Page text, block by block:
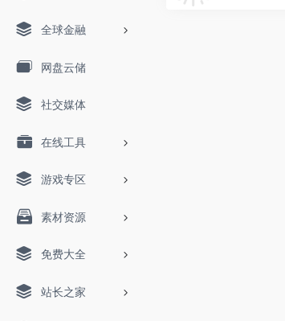
全球金融
网盘云储
社交媒体
在线工具
游戏专区
素材资源
免费大全
站长之家